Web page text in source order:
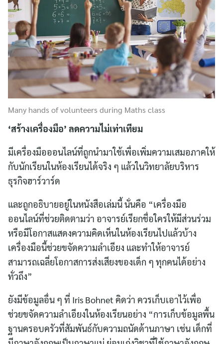
Many hands of volunteers during Maths class
‘สร้างเครื่องมือ’ ลดความไม่เท่าเทียม
มีเครื่องมือออนไลน์ที่ถูกนำมาใช้เพื่อเพิ่มความเสมอภาคให้
กับนักเรียนในห้องเรียนได้จริง ๆ แล้วในวิทยาลัยบริหาร
ธุรกิจฮาร์วาร์ด
และถูกอธิบายอยู่ในหนังสือเล่มนี้ นั่นคือ “เครื่องมือ
ออนไลน์ที่ช่วยติดตามว่า อาจารย์เรียกชื่อใครให้มีส่วนร่วม
หรือมีโอกาสแสดงความคิดเห็นในห้องเรียนไปแล้วบ้าง
เครื่องมือนี้ช่วยขจัดความลำเอียง และทำให้อาจารย์
สามารถเฉลี่ยโอกาสการส่งเสียงของเด็ก ๆ ทุกคนได้อย่าง
ทั่วถึง”
ยังมีข้อมูลอื่น ๆ ที่ Iris Bohnet คิดว่า ควรเก็บเอาไว้เพื่อ
ช่วยขจัดความลำเอียงในห้องเรียนอย่าง “การเก็บข้อมูลพื้น
ฐานครอบครัวที่สัมพันธ์กับความถนัดด้านภาษา เช่น เด็กที่